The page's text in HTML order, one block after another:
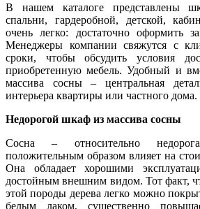
В нашем каталоге представлены
спальни, гардеробной, детской,
очень легко: достаточно оформить
Менеджеры компании свяжутся с
сроки, чтобы обсудить условия
приобретенную мебель. Удобный и
массива сосны– центральная
интерьера квартиры или частного дома.
Недорогой шкаф из массива сосны
Сосна – относительно
положительным образом влияет на
Она обладает хорошими
достойным внешним видом. Тот факт,
этой породы дерева легко можно
белым лаком, существенно